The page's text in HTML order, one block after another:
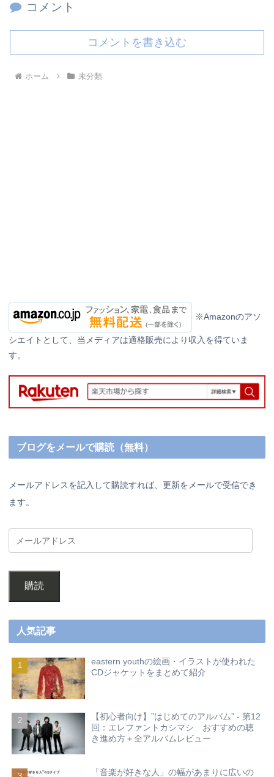
コメント
コメントを書き込む
ホーム 未分類
※Amazonのアソ
シエイトとして、当メディアは適格販売により収入を得ていま
す。
ブログをメールで購読（無料）
メールアドレスを記入して購読すれば、更新をメールで受信でき
ます。
購読
人気記事
eastern youthの絵画・イラストが使われた
CDジャケットをまとめて紹介
【初心者向け】”はじめてのアルバム” - 第12
回：エレファントカシマシ おすすめの聴
き進め方＋全アルバムレビュー
「音楽が好きな人」の幅があまりに広いの